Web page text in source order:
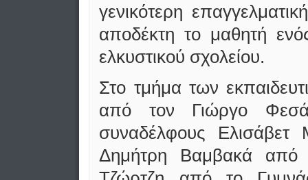
γενικότερη
αποδέκτη το μαθητή
ελκυστικού σχολείου.
Στο τμήμα των
από τον Γιώργο
συναδέλφους
Δημήτρη Βαμβακά από